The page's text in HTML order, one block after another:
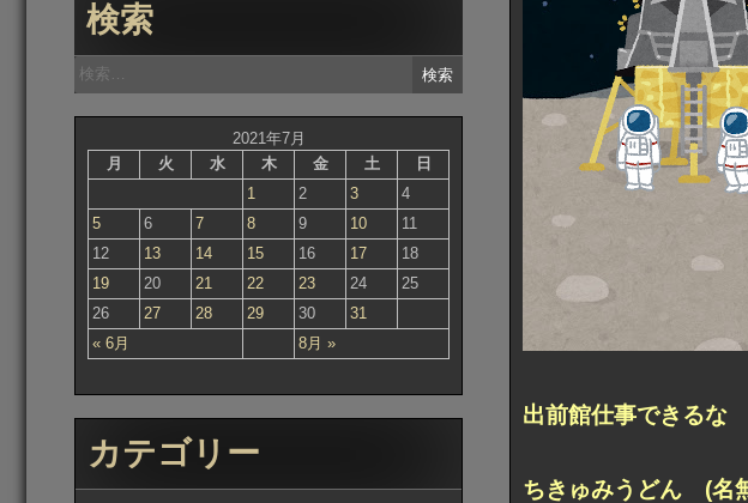
出前館仕事できるな
ちきゅみうどん (名
検索
検
索:
2021年7月
月
火 水 木 金 土 日
« 6月 8月 »
1 2 3
4
5
6 7 8 9 10
11
12
13 14 15 16 17
18
19
20 21 22 23 24
25
26
27 28 29 30 31
カテゴリー